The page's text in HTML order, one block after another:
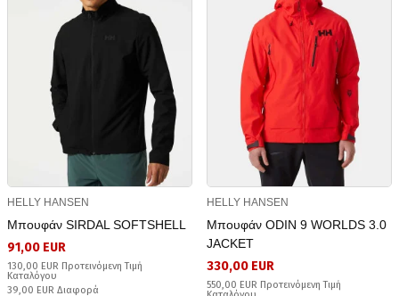
HELLY HANSEN
Μπουφάν SIRDAL SOFTSHELL
91,00 EUR
130,00 EUR Προτεινόμενη Τιμή
Καταλόγου
39,00 EUR Διαφορά
HELLY HANSEN
Μπουφάν ODIN 9 WORLDS 3.0
JACKET
330,00 EUR
550,00 EUR Προτεινόμενη Τιμή